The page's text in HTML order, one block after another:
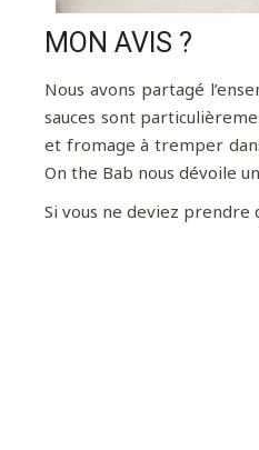
MON AVIS ?
Nous avons partagé
sauces sont
et fromage à tremper
On the Bab nous dévoile
Si vous ne deviez prendre